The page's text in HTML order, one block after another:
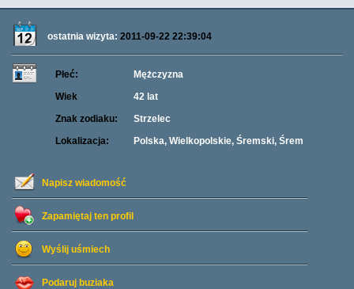
ostatnia wizyta: 2011-09-22 22:39:04
Napisz wiadomość
Zapamiętaj ten profil
Wyślij uśmiech
Podaruj buziaka
Płeć:
Mężczyzna
Wiek
42 lat
Znak zodiaku:
Strzelec
Lokalizacja:
Polska, Wielkopolskie, Śremski, Śrem